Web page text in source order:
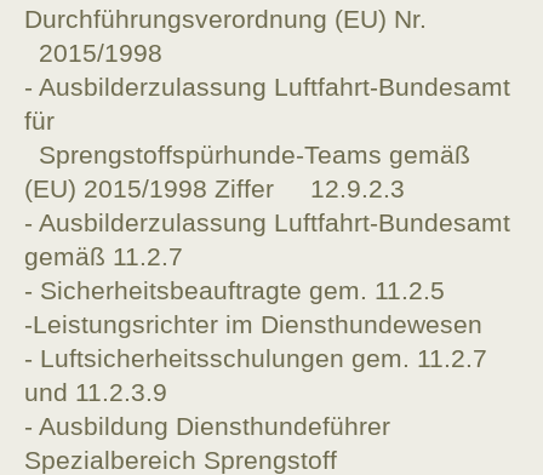
Durchführungsverordnung (EU) Nr.
2015/1998
- Ausbilderzulassung Luftfahrt-Bundesamt
für
Sprengstoffspürhunde-Teams gemäß
(EU) 2015/1998 Ziffer 12.9.2.3
- Ausbilderzulassung Luftfahrt-Bundesamt
gemäß 11.2.7
- Sicherheitsbeauftragte gem. 11.2.5
-Leistungsrichter im Diensthundewesen
- Luftsicherheitsschulungen gem. 11.2.7
und 11.2.3.9
- Ausbildung Diensthundeführer
Spezialbereich Sprengstoff